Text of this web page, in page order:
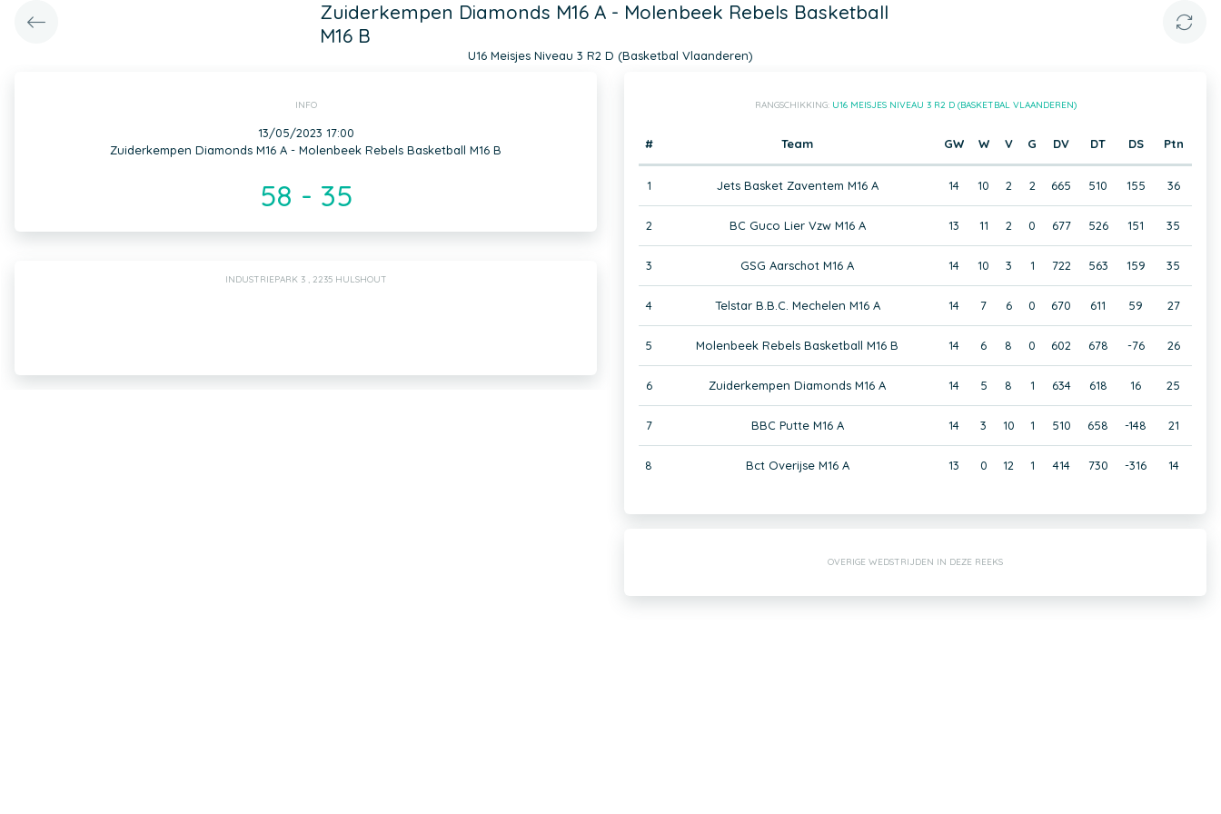
Zuiderkempen Diamonds M16 A - Molenbeek Rebels Basketball
M16 B
U16 Meisjes Niveau 3 R2 D (Basketbal Vlaanderen)
INFO
13/05/2023 17:00
Zuiderkempen Diamonds M16 A - Molenbeek Rebels Basketball M16 B
58 - 35
INDUSTRIEPARK 3 , 2235 HULSHOUT
RANGSCHIKKING: U16 MEISJES NIVEAU 3 R2 D (BASKETBAL VLAANDEREN)
# Team GW W V G DV DT DS Ptn
1 Jets Basket Zaventem M16 A 14 10 2 2 665 510 155 36
2 BC Guco Lier Vzw M16 A 13 11 2 0 677 526 151 35
3 GSG Aarschot M16 A 14 10 3 1 722 563 159 35
4 Telstar B.B.C. Mechelen M16 A 14 7 6 0 670 611 59 27
5 Molenbeek Rebels Basketball M16 B 14 6 8 0 602 678 -76 26
6 Zuiderkempen Diamonds M16 A 14 5 8 1 634 618 16 25
7 BBC Putte M16 A 14 3 10 1 510 658 -148 21
8 Bct Overijse M16 A 13 0 12 1 414 730 -316 14
OVERIGE WEDSTRIJDEN IN DEZE REEKS